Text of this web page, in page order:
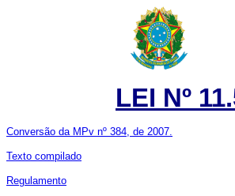
LEI Nº
Conversão da MPv nº 384, de 2007.
Texto compilado
Regulamento